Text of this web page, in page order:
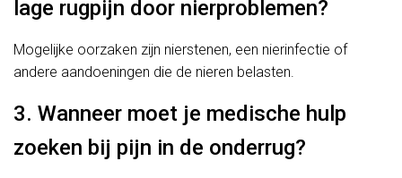
lage rugpijn door nierproblemen?
Mogelijke oorzaken zijn nierstenen, een nierinfectie of
andere aandoeningen die de nieren belasten.
3. Wanneer moet je medische hulp
zoeken bij pijn in de onderrug?